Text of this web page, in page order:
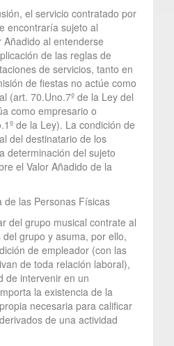
el servicio contratado por
encontraría sujeto al
al entenderse
de las reglas de
de servicios, tanto en
de fiestas no actúe como
(art. 70.Uno.7º de la Ley del
como empresario o
de la Ley). La condición de
del destinatario de los
determinación del sujeto
el Valor Añadido de la
de las Personas Físicas
del grupo musical contrate al
grupo y asuma, por ello,
de empleador (con las
de toda relación laboral),
de intervenir en un
la existencia de la
necesaria para calificar
de una actividad